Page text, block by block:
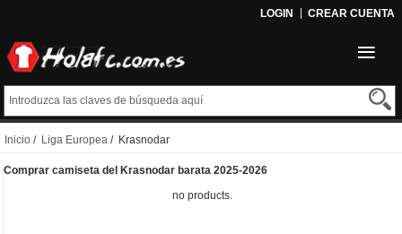
LOGIN CREAR CUENTA
Inicio / Liga Europea / Krasnodar
Comprar camiseta del Krasnodar barata 2025-2026
no products.